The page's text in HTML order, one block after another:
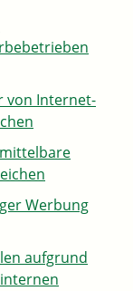
von Internet-
Werbung
aufgrund